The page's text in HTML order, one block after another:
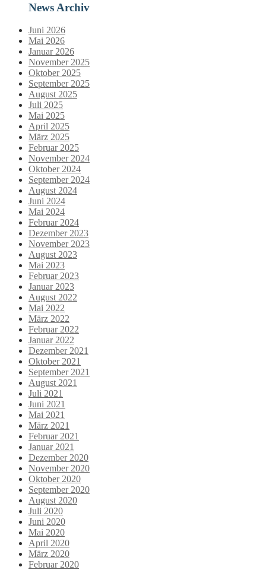
News Archiv
Juni 2026
Mai 2026
Januar 2026
November 2025
Oktober 2025
September 2025
August 2025
Juli 2025
Mai 2025
April 2025
März 2025
Februar 2025
November 2024
Oktober 2024
September 2024
August 2024
Juni 2024
Mai 2024
Februar 2024
Dezember 2023
November 2023
August 2023
Mai 2023
Februar 2023
Januar 2023
August 2022
Mai 2022
März 2022
Februar 2022
Januar 2022
Dezember 2021
Oktober 2021
September 2021
August 2021
Juli 2021
Juni 2021
Mai 2021
März 2021
Februar 2021
Januar 2021
Dezember 2020
November 2020
Oktober 2020
September 2020
August 2020
Juli 2020
Juni 2020
Mai 2020
April 2020
März 2020
Februar 2020